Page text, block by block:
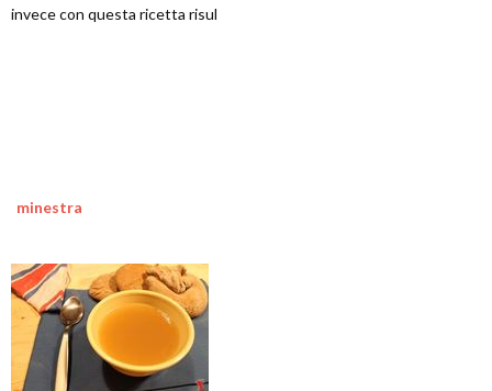
invece con questa ricetta risul
minestra